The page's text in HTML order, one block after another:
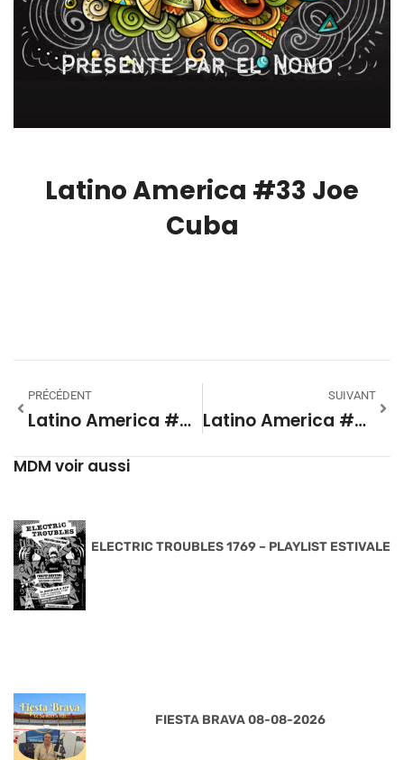
Latino America #33 Joe
Cuba
PRÉCÉDENT
Latino America #32 Lhasa
SUIVANT
Latino America #34 Amigos Invisibles
MDM voir aussi
ELECTRIC TROUBLES 1769 – PLAYLIST ESTIVALE
FIESTA BRAVA 08-08-2026